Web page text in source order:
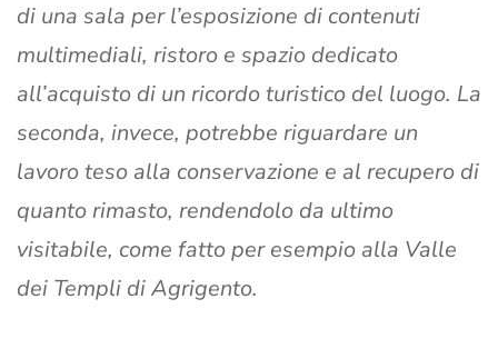
di una sala per l’esposizione di contenuti
multimediali, ristoro e spazio dedicato
all’acquisto di un ricordo turistico del luogo. La
seconda, invece, potrebbe riguardare un
lavoro teso alla conservazione e al recupero di
quanto rimasto, rendendolo da ultimo
visitabile, come fatto per esempio alla Valle
dei Templi di Agrigento.